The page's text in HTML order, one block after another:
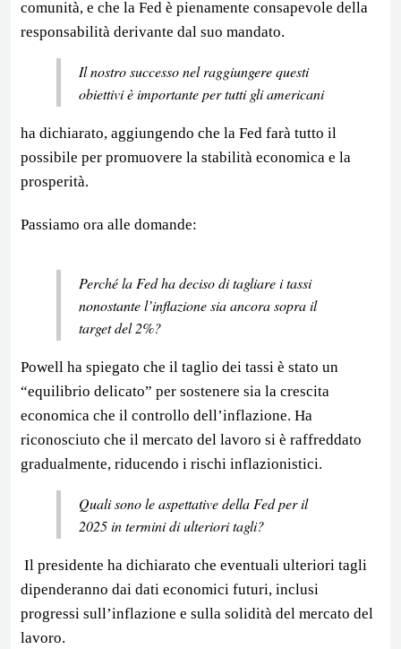
comunità, e che la Fed è pienamente consapevole della
responsabilità derivante dal suo mandato.
Il nostro successo nel raggiungere questi
obiettivi è importante per tutti gli americani
ha dichiarato, aggiungendo che la Fed farà tutto il
possibile per promuovere la stabilità economica e la
prosperità.
Passiamo ora alle domande:
Perché la Fed ha deciso di tagliare i tassi
nonostante l’inflazione sia ancora sopra il
target del 2%?
Powell ha spiegato che il taglio dei tassi è stato un
“equilibrio delicato” per sostenere sia la crescita
economica che il controllo dell’inflazione. Ha
riconosciuto che il mercato del lavoro si è raffreddato
gradualmente, riducendo i rischi inflazionistici.
Quali sono le aspettative della Fed per il
2025 in termini di ulteriori tagli?
Il presidente ha dichiarato che eventuali ulteriori tagli
dipenderanno dai dati economici futuri, inclusi
progressi sull’inflazione e sulla solidità del mercato del
lavoro.